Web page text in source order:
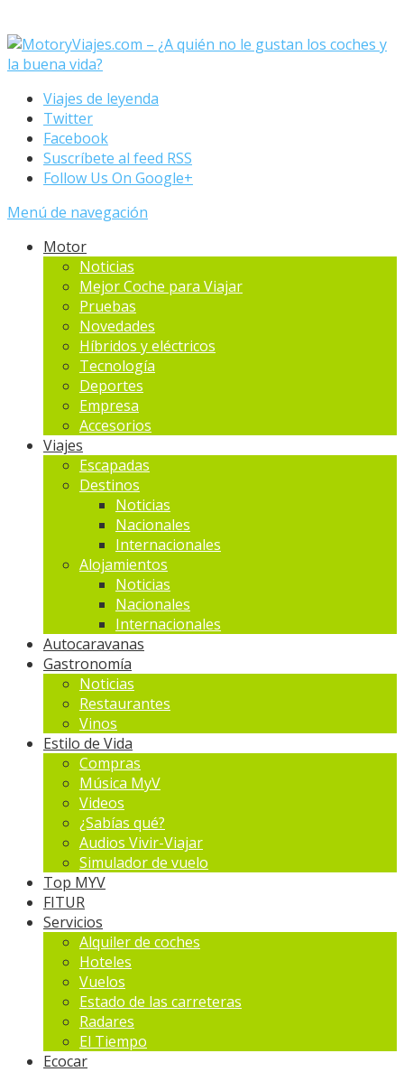
Viajes de leyenda
Twitter
Facebook
Suscríbete al feed RSS
Follow Us On Google+
Menú de navegación
Motor
Noticias
Mejor Coche para Viajar
Pruebas
Novedades
Hí­bridos y eléctricos
Tecnología
Deportes
Empresa
Accesorios
Viajes
Escapadas
Destinos
Noticias
Nacionales
Internacionales
Alojamientos
Noticias
Nacionales
Internacionales
Autocaravanas
Gastronomía
Noticias
Restaurantes
Vinos
Estilo de Vida
Compras
Música MyV
Videos
¿Sabías qué?
Audios Vivir-Viajar
Simulador de vuelo
Top MYV
FITUR
Servicios
Alquiler de coches
Hoteles
Vuelos
Estado de las carreteras
Radares
El Tiempo
Ecocar